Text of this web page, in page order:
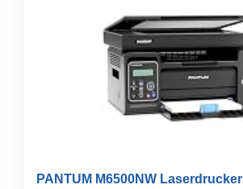
PANTUM M6500NW Laserdrucker